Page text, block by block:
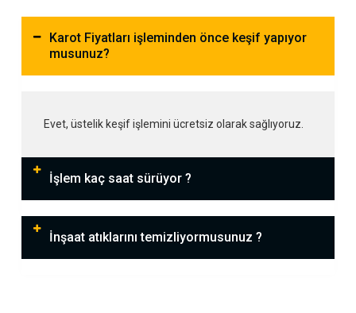
Karot Fiyatları işleminden önce keşif yapıyor
musunuz?
Evet, üstelik keşif işlemini ücretsiz olarak sağlıyoruz.
İşlem kaç saat sürüyor ?
İnşaat atıklarını temizliyormusunuz ?